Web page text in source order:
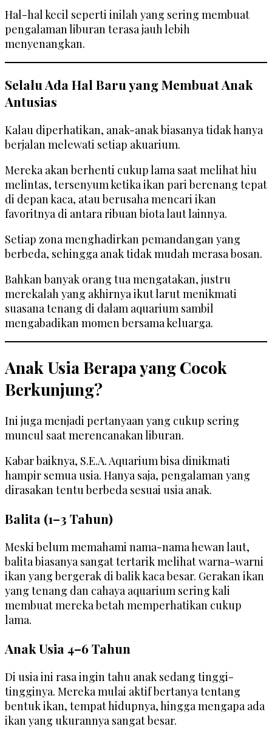
Hal-hal kecil seperti inilah yang sering membuat
pengalaman liburan terasa jauh lebih
menyenangkan.
Selalu Ada Hal Baru yang Membuat Anak
Antusias
Kalau diperhatikan, anak-anak biasanya tidak hanya
berjalan melewati setiap akuarium.
Mereka akan berhenti cukup lama saat melihat hiu
melintas, tersenyum ketika ikan pari berenang tepat
di depan kaca, atau berusaha mencari ikan
favoritnya di antara ribuan biota laut lainnya.
Setiap zona menghadirkan pemandangan yang
berbeda, sehingga anak tidak mudah merasa bosan.
Bahkan banyak orang tua mengatakan, justru
merekalah yang akhirnya ikut larut menikmati
suasana tenang di dalam aquarium sambil
mengabadikan momen bersama keluarga.
Anak Usia Berapa yang Cocok
Berkunjung?
Ini juga menjadi pertanyaan yang cukup sering
muncul saat merencanakan liburan.
Kabar baiknya, S.E.A. Aquarium bisa dinikmati
hampir semua usia. Hanya saja, pengalaman yang
dirasakan tentu berbeda sesuai usia anak.
Balita (1–3 Tahun)
Meski belum memahami nama-nama hewan laut,
balita biasanya sangat tertarik melihat warna-warni
ikan yang bergerak di balik kaca besar. Gerakan ikan
yang tenang dan cahaya aquarium sering kali
membuat mereka betah memperhatikan cukup
lama.
Anak Usia 4–6 Tahun
Di usia ini rasa ingin tahu anak sedang tinggi-
tingginya. Mereka mulai aktif bertanya tentang
bentuk ikan, tempat hidupnya, hingga mengapa ada
ikan yang ukurannya sangat besar.